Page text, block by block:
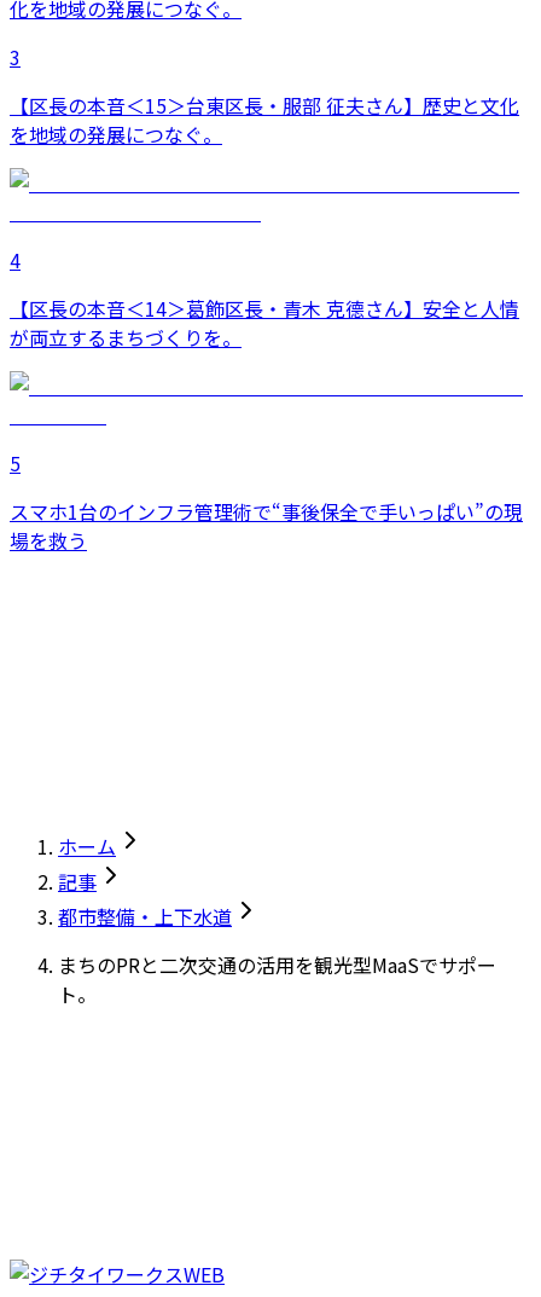
3
【区長の本音＜15＞台東区長・服部 征夫さん】歴史と文化
を地域の発展につなぐ。
4
【区長の本音＜14＞葛飾区長・青木 克德さん】安全と人情
が両立するまちづくりを。
5
スマホ1台のインフラ管理術で“事後保全で手いっぱい”の現
場を救う
ホーム
記事
都市整備・上下水道
まちのPRと二次交通の活用を観光型MaaSでサポー
ト。